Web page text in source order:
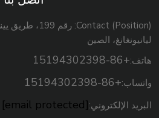
ليانيونغانغ، الصين
هاتف:+86-15194302398
واتساب:+86-15194302398
البريد الإلكتروني:[email protected]